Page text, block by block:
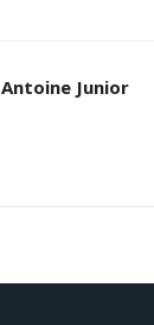
Antoine Junior